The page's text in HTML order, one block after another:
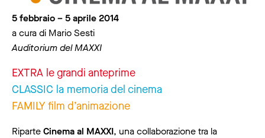
5 febbraio – 5 aprile 2014
a cura di Mario Sesti
Auditorium del MAXXI
EXTRA le grandi anteprime
CLASSIC la memoria del cinema
FAMILY film d’animazione
RiparteCinema al MAXXI, una collaborazione tra la